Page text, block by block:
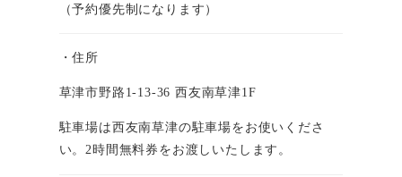
（予約優先制になります）
・住所
草津市野路1-13-36 西友南草津1F
駐車場は西友南草津の駐車場をお使いくださ
い。2時間無料券をお渡しいたします。